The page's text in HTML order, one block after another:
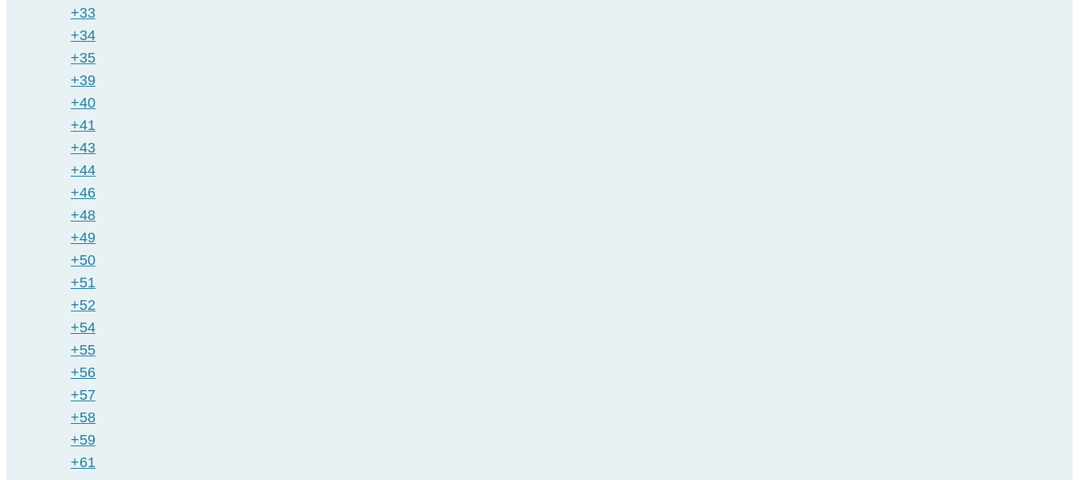
+33
+34
+35
+39
+40
+41
+43
+44
+46
+48
+49
+50
+51
+52
+54
+55
+56
+57
+58
+59
+61